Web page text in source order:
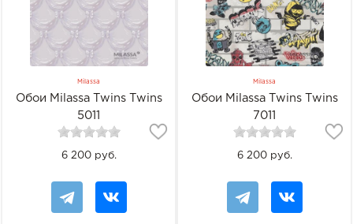
Milassa
Обои Milassa Twins Twins
5011
6 200 руб.
Milassa
Обои Milassa Twins Twins
7011
6 200 руб.